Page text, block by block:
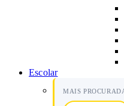
Escolar
MAIS